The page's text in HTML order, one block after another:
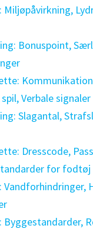
Miljøpåvirkning,
Bonuspoint,
Verbale signaler
Slagantal,
Dresscode,
for fodtøj
Vandforhindringer,
Byggestandarder,